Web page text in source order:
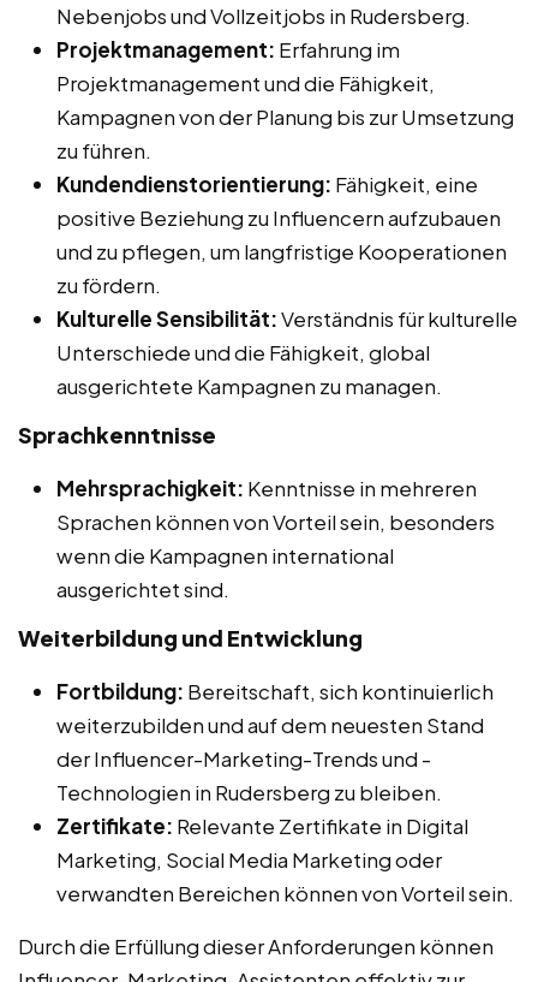
Nebenjobs und Vollzeitjobs in Rudersberg.
Projektmanagement: Erfahrung im
Projektmanagement und die Fähigkeit,
Kampagnen von der Planung bis zur Umsetzung
zu führen.
Kundendienstorientierung: Fähigkeit, eine
positive Beziehung zu Influencern aufzubauen
und zu pflegen, um langfristige Kooperationen
zu fördern.
Kulturelle Sensibilität:Verständnis für kulturelle
Unterschiede und die Fähigkeit, global
ausgerichtete Kampagnen zu managen.
Sprachkenntnisse
Mehrsprachigkeit: Kenntnisse in mehreren
Sprachen können von Vorteil sein, besonders
wenn die Kampagnen international
ausgerichtet sind.
Weiterbildung und Entwicklung
Fortbildung: Bereitschaft, sich kontinuierlich
weiterzubilden und auf dem neuesten Stand
der Influencer-Marketing-Trends und -
Technologien in Rudersberg zu bleiben.
Zertifikate: Relevante Zertifikate in Digital
Marketing, Social Media Marketing oder
verwandten Bereichen können von Vorteil sein.
Durch die Erfüllung dieser Anforderungen können